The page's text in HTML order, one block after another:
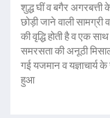
शुद्ध घीं व बगैर
छोड़ी जाने वाली
की वृद्धि होती है व एक
समरसता की अनूठी
गई यजमान व यज्ञाचार्य
हुआ